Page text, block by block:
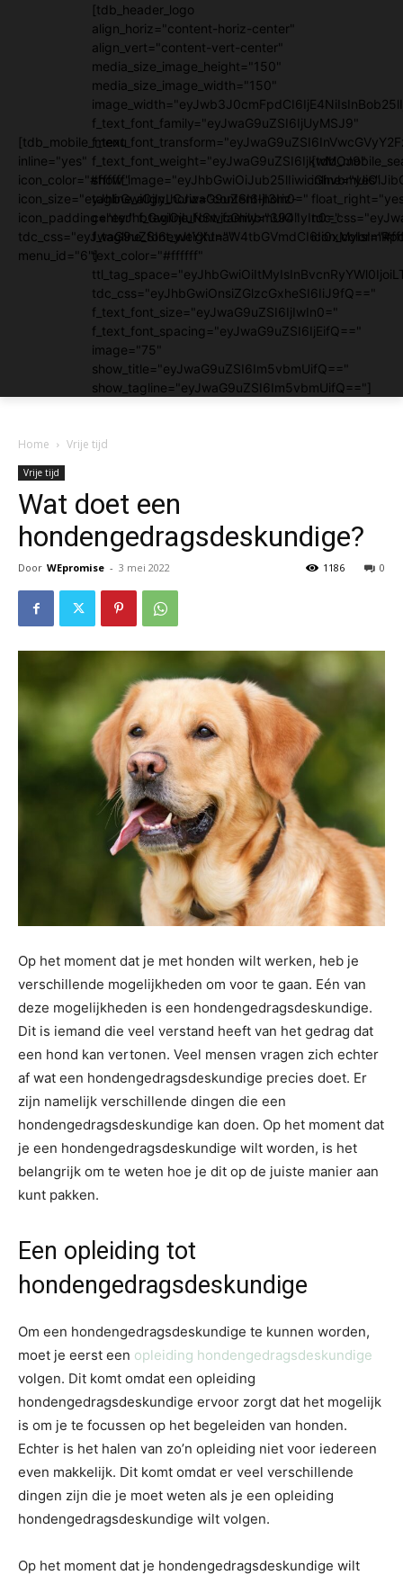
[tdb_mobile_menu
inline="yes"
icon_color="#ffffff"
icon_size="eyJhbGwiOjIyLCJwaG9uZSI6IjI3In0="
icon_padding="eyJhbGwiOjIuNSwicGhvbmUiOiIyIn0="
menu_id="6"]
[tdb_header_logo
align_horiz="content-horiz-center"
align_vert="content-vert-center"
media_size_image_height="150"
media_size_image_width="150"
f_text_font_family="eyJwaG9uZSI6IjUyMSJ9"
f_text_font_weight="eyJwaG9uZSI6IjkwMCJ9"
tagline_align_horiz="content-horiz-
center" f_tagline_font_family="394"
f_tagline_font_weight=""
text_color="#ffffff"
tdc_css="eyJhbGwiOnsiZGlzcGxheSI6IiJ9fQ=="
f_text_font_size="eyJwaG9uZSI6IjIwIn0="
f_text_font_spacing="eyJwaG9uZSI6IjEifQ=="
image="75"
show_title="eyJwaG9uZSI6Im5vbmUifQ=="
show_tagline="eyJwaG9uZSI6Im5vbmUifQ=="]
inline="yes"
Home Vrije tijd
Vrije tijd
Wat doet een
hondengedragsdeskundige?
Door WEpromise - 3 mei 2022 0
1186
Op het moment dat je met honden wilt werken, heb je
verschillende mogelijkheden om voor te gaan. Eén van
deze mogelijkheden is een hondengedragsdeskundige.
Dit is iemand die veel verstand heeft van het gedrag dat
een hond kan vertonen. Veel mensen vragen zich echter
af wat een hondengedragsdeskundige precies doet. Er
zijn namelijk verschillende dingen die een
hondengedragsdeskundige kan doen. Op het moment dat
je een hondengedragsdeskundige wilt worden, is het
belangrijk om te weten hoe je dit op de juiste manier aan
kunt pakken.
Een opleiding tot
hondengedragsdeskundige
Om een hondengedragsdeskundige te kunnen worden,
moet je eerst een opleiding hondengedragsdeskundige
volgen. Dit komt omdat een opleiding
hondengedragsdeskundige ervoor zorgt dat het mogelijk
is om je te focussen op het begeleiden van honden.
Echter is het halen van zo’n opleiding niet voor iedereen
even makkelijk. Dit komt omdat er veel verschillende
dingen zijn die je moet weten als je een opleiding
hondengedragsdeskundige wilt volgen.
Op het moment dat je hondengedragsdeskundige wilt